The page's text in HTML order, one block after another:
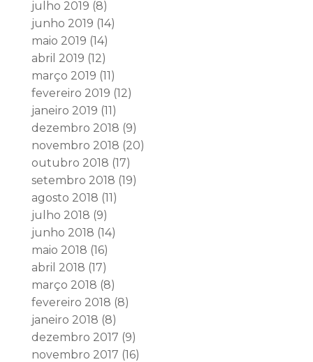
julho 2019 (8)
junho 2019 (14)
maio 2019 (14)
abril 2019 (12)
março 2019 (11)
fevereiro 2019 (12)
janeiro 2019 (11)
dezembro 2018 (9)
novembro 2018 (20)
outubro 2018 (17)
setembro 2018 (19)
agosto 2018 (11)
julho 2018 (9)
junho 2018 (14)
maio 2018 (16)
abril 2018 (17)
março 2018 (8)
fevereiro 2018 (8)
janeiro 2018 (8)
dezembro 2017 (9)
novembro 2017 (16)